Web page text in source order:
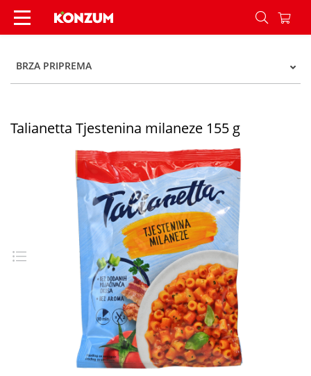
Talianetta Tjestenina milaneze 155 g - Konzum
BRZA PRIPREMA
Talianetta Tjestenina milaneze 155 g